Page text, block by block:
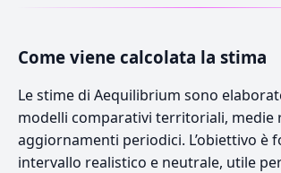
Come viene calcolata la stima
Le stime di Aequilibrium sono
modelli comparativi territoriali, medie
aggiornamenti periodici. L’obiettivo è
intervallo realistico e neutrale, utile